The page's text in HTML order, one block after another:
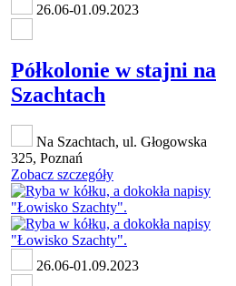
26.06-01.09.2023
Półkolonie w stajni na
Szachtach
Na Szachtach, ul. Głogowska
325, Poznań
Zobacz szczegóły
26.06-01.09.2023